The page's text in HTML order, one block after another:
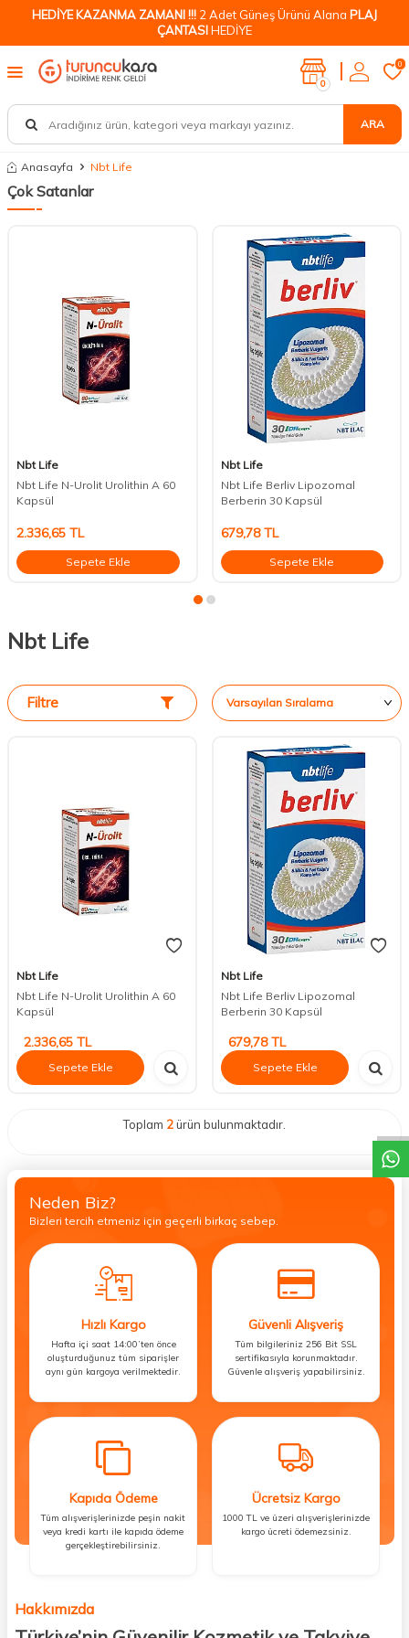
HEDİYE KAZANMA ZAMANI !!! 2 Adet Güneş Ürünü Alana PLAJ
ÇANTASIHEDİYE
ARA
0
0
Anasayfa Nbt Life
Çok Satanlar
Nbt Life
Nbt Life N-Urolit Urolithin A 60
Kapsül
2.336,65 TL
Sepete Ekle
Nbt Life
Nbt Life Berliv Lipozomal
Berberin 30 Kapsül
679,78TL
Sepete Ekle
Nbt Life
Filtre
Nbt Life
Nbt Life N-Urolit Urolithin A 60
Kapsül
2.336,65 TL
Sepete Ekle
Nbt Life
Nbt Life Berliv Lipozomal
Berberin 30 Kapsül
679,78TL
Sepete Ekle
Toplam 2ürün bulunmaktadır.
Neden Biz?
Bizleri tercih etmeniz için geçerli birkaç sebep.
Hızlı Kargo
Hafta içi saat 14:00’ten önce
oluşturduğunuz tüm siparişler
aynı gün kargoya verilmektedir.
Güvenli Alışveriş
Tüm bilgileriniz 256 Bit SSL
sertifikasıyla korunmaktadır.
Güvenle alışveriş yapabilirsiniz.
Kapıda Ödeme
Tüm alışverişlerinizde peşin nakit
veya kredi kartı ile kapıda ödeme
gerçekleştirebilirsiniz.
Ücretsiz Kargo
1000 TL ve üzeri alışverişlerinizde
kargo ücreti ödemezsiniz.
Hakkımızda